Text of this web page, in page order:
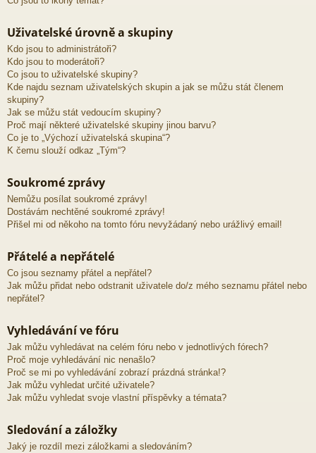
Uživatelské úrovně a skupiny
Kdo jsou to administrátoři?
Kdo jsou to moderátoři?
Co jsou to uživatelské skupiny?
Kde najdu seznam uživatelských skupin a jak se můžu stát členem
skupiny?
Jak se můžu stát vedoucím skupiny?
Proč mají některé uživatelské skupiny jinou barvu?
Co je to „Výchozí uživatelská skupina“?
K čemu slouží odkaz „Tým“?
Soukromé zprávy
Nemůžu posílat soukromé zprávy!
Dostávám nechtěné soukromé zprávy!
Přišel mi od někoho na tomto fóru nevyžádaný nebo urážlivý email!
Přátelé a nepřátelé
Co jsou seznamy přátel a nepřátel?
Jak můžu přidat nebo odstranit uživatele do/z mého seznamu přátel nebo
nepřátel?
Vyhledávání ve fóru
Jak můžu vyhledávat na celém fóru nebo v jednotlivých fórech?
Proč moje vyhledávání nic nenašlo?
Proč se mi po vyhledávání zobrazí prázdná stránka!?
Jak můžu vyhledat určité uživatele?
Jak můžu vyhledat svoje vlastní příspěvky a témata?
Sledování a záložky
Jaký je rozdíl mezi záložkami a sledováním?